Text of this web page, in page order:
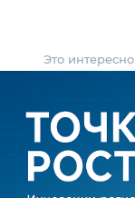
Это интересно